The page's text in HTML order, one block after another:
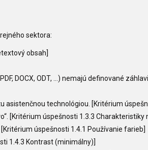
sektora:
obsah]
DOCX, ODT, …) nemajú definované
technológiou. [Kritérium
[Kritérium úspešnosti 1.3.3
úspešnosti 1.4.1 Používanie farieb]
1.4.3 Kontrast (minimálny)]